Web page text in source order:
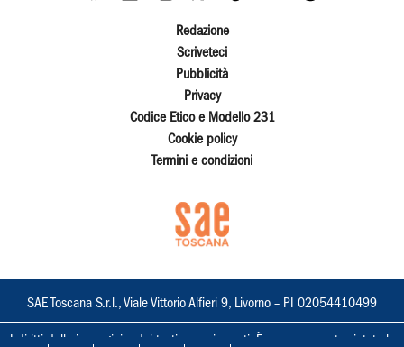
Redazione
Scriveteci
Pubblicità
Privacy
Codice Etico e Modello 231
Cookie policy
Termini e condizioni
SAE Toscana S.r.l., Viale Vittorio Alfieri 9, Livorno – PI 02054410499
I diritti delle immagini e dei testi sono riservati. È espressamente vietata la